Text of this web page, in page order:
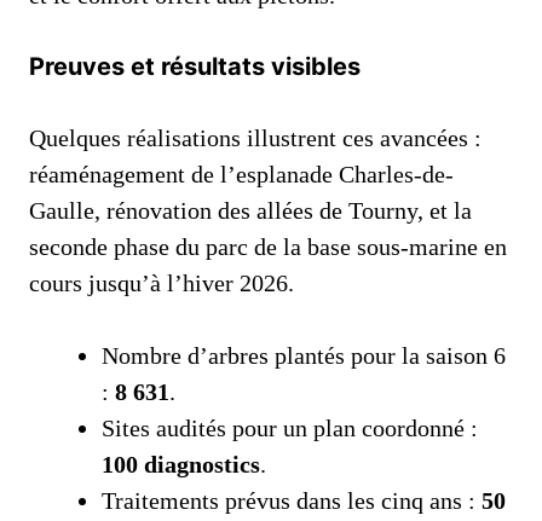
Preuves et résultats visibles
Quelques réalisations illustrent ces avancées :
réaménagement de l’esplanade Charles-de-
Gaulle, rénovation des allées de Tourny, et la
seconde phase du parc de la base sous-marine en
cours jusqu’à l’hiver 2026.
Nombre d’arbres plantés pour la saison 6
: 8 631.
Sites audités pour un plan coordonné :
100 diagnostics.
Traitements prévus dans les cinq ans : 50